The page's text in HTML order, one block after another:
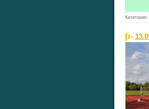
Категория: